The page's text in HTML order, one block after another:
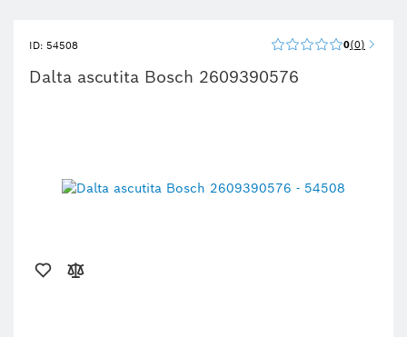
ID: 54508 0 0
Dalta ascutita Bosch 2609390576